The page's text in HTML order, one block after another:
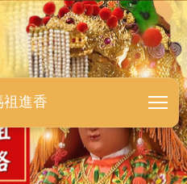
紀錄
進香